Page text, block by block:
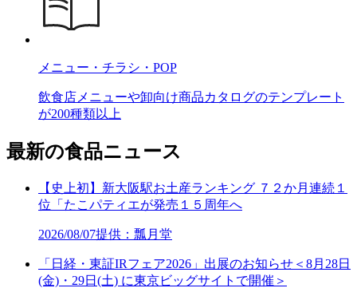
メニュー・チラシ・POP
飲食店メニューや卸向け商品カタログのテンプレート
が200種類以上
最新の食品ニュース
【史上初】新大阪駅お土産ランキング ７２か月連続１
位「たこパティエが発売１５周年へ
2026/08/07提供：瓢月堂
「日経・東証IRフェア2026」出展のお知らせ＜8月28日
(金)・29日(土) に東京ビッグサイトで開催＞